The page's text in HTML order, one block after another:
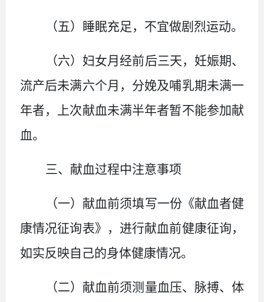
（五） 睡眠充足，不宜做剧烈运动。
（六） 妇女月经前后三天，妊娠期、
流产后未满六个月，分娩及哺乳期未满一
年者，上次献血未满半年者暂不能参加献
血。
三、 献血过程中注意事项
（一） 献血前须填写一份《献血者健
康情况征询表》，进行献血前健康征询，
如实反映自己的身体健康情况。
（二） 献血前须测量血压、脉搏、体